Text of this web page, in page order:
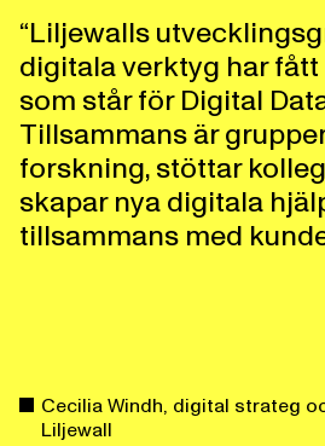
“Liljewalls
digitala verktyg har fått
som står för Digital
Tillsammans är
forskning, stöttar
skapar nya digitala
tillsammans med
Cecilia Windh, digital strateg
Liljewall